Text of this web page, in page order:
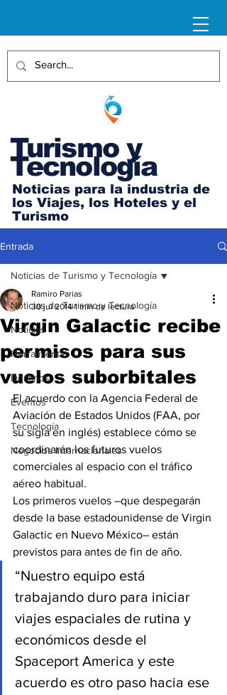
Turismo y
Tecnología
Noticias para la industria de
los Viajes, los Hoteles y el
Turismo
Entrada
Noticias de Turismo y Tecnología
Noticias
Herramientas
Destinos
Eventos
Tecnología
Negocios Internacionales
Noticias de Turismo y Tecnología
Virgin Galactic recibe
permisos para sus
vuelos suborbitales
Ramiro Parias
30 jul 2014 1 min de lectura
El acuerdo con la Agencia Federal de
Aviación de Estados Unidos (FAA, por
su sigla en inglés) establece cómo se
coordinarán los futuros vuelos
comerciales al espacio con el tráfico
aéreo habitual.
Los primeros vuelos –que despegarán
desde la base estadounidense de Virgin
Galactic en Nuevo México– están
previstos para antes de fin de año.
“Nuestro equipo está
trabajando duro para iniciar
viajes espaciales de rutina y
económicos desde el
Spaceport America y este
acuerdo es otro paso hacia ese